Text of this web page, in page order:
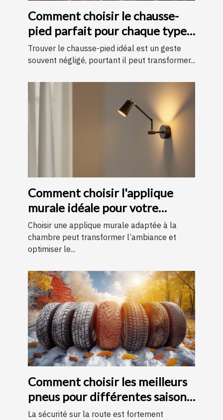
Comment choisir le chausse-
pied parfait pour chaque type
de chaussure
Trouver le chausse-pied idéal est un geste
souvent négligé, pourtant il peut transformer...
Comment choisir l'applique
murale idéale pour votre
chambre
Choisir une applique murale adaptée à la
chambre peut transformer l’ambiance et
optimiser le...
Comment choisir les meilleurs
pneus pour différentes saisons
?
La sécurité sur la route est fortement